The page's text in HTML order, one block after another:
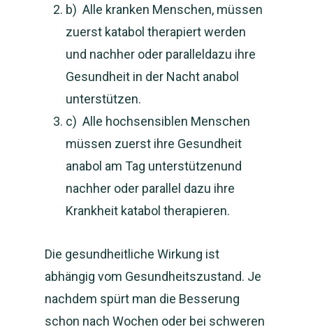
b) Alle kranken Menschen, müssen
zuerst katabol therapiert werden
und nachher oder paralleldazu ihre
Gesundheit in der Nacht anabol
unterstützen.
c) Alle hochsensiblen Menschen
müssen zuerst ihre Gesundheit
anabol am Tag unterstützenund
nachher oder parallel dazu ihre
Krankheit katabol therapieren.
Die gesundheitliche Wirkung ist
abhängig vom Gesundheitszustand. Je
nachdem spürt man die Besserung
schon nach Wochen oder bei schweren